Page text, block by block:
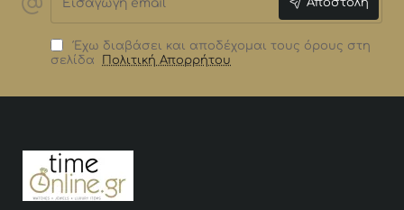
email
Αποστολή
Έχω διαβάσει και αποδέχομαι τους όρους στη
σελίδα
Πολιτική Απορρήτου